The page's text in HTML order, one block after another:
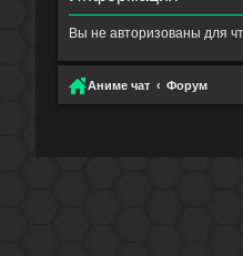
Вы не авторизованы для
Аниме чат Форум